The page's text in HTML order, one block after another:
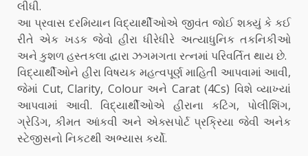
લીધી.
આ પ્રવાસ દરમિયાન વિદ્યાર્થીઓએ જીવંત જોઈ શક્યું કે કઈ
રીતે એક ખડક જેવો હીરા ધીરેધીરે અત્યાધુનિક તકનિકીઓ
અને કુશળ હસ્તકલા દ્વારા ઝગમગતા રત્નમાં પરિવર્તિત થાય છે.
વિદ્યાર્થીઓને હીરા વિષયક મહત્વપૂર્ણ માહિતી આપવામાં આવી,
જેમાં Cut, Clarity, Colour અને Carat (4Cs) વિશે વ્યાખ્યાં
આપવામાં આવી. વિદ્યાર્થીઓએ હીરાના કટિંગ, પોલીશિંગ,
ગ્રેડિંગ, કીમત આંકવી અને એક્સપોર્ટ પ્રક્રિયા જેવી અનેક
સ્ટેજીસનો નિકટથી અભ્યાસ કર્યો.